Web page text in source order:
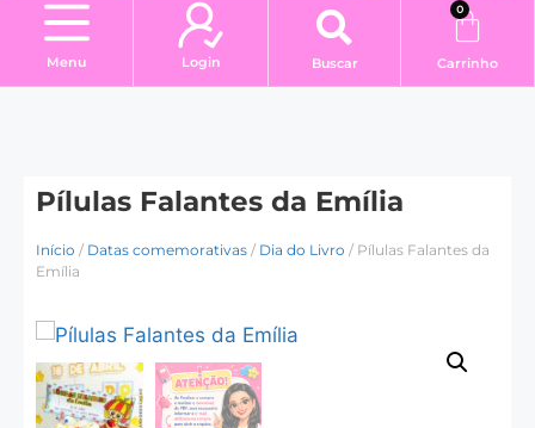
Menu Login Buscar
0
Carrinho
Pílulas Falantes da Emília
Início / Datas comemorativas / Dia do Livro / Pílulas Falantes da
Emília